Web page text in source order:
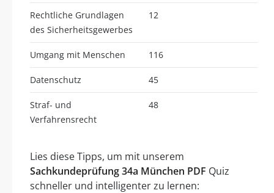
Rechtliche Grundlagen
des Sicherheitsgewerbes
12
Umgang mit Menschen 116
Datenschutz 45
Straf- und
Verfahrensrecht
48
Lies diese Tipps, um mit unserem
Sachkundeprüfung 34a München PDF Quiz
schneller und intelligenter zu lernen: